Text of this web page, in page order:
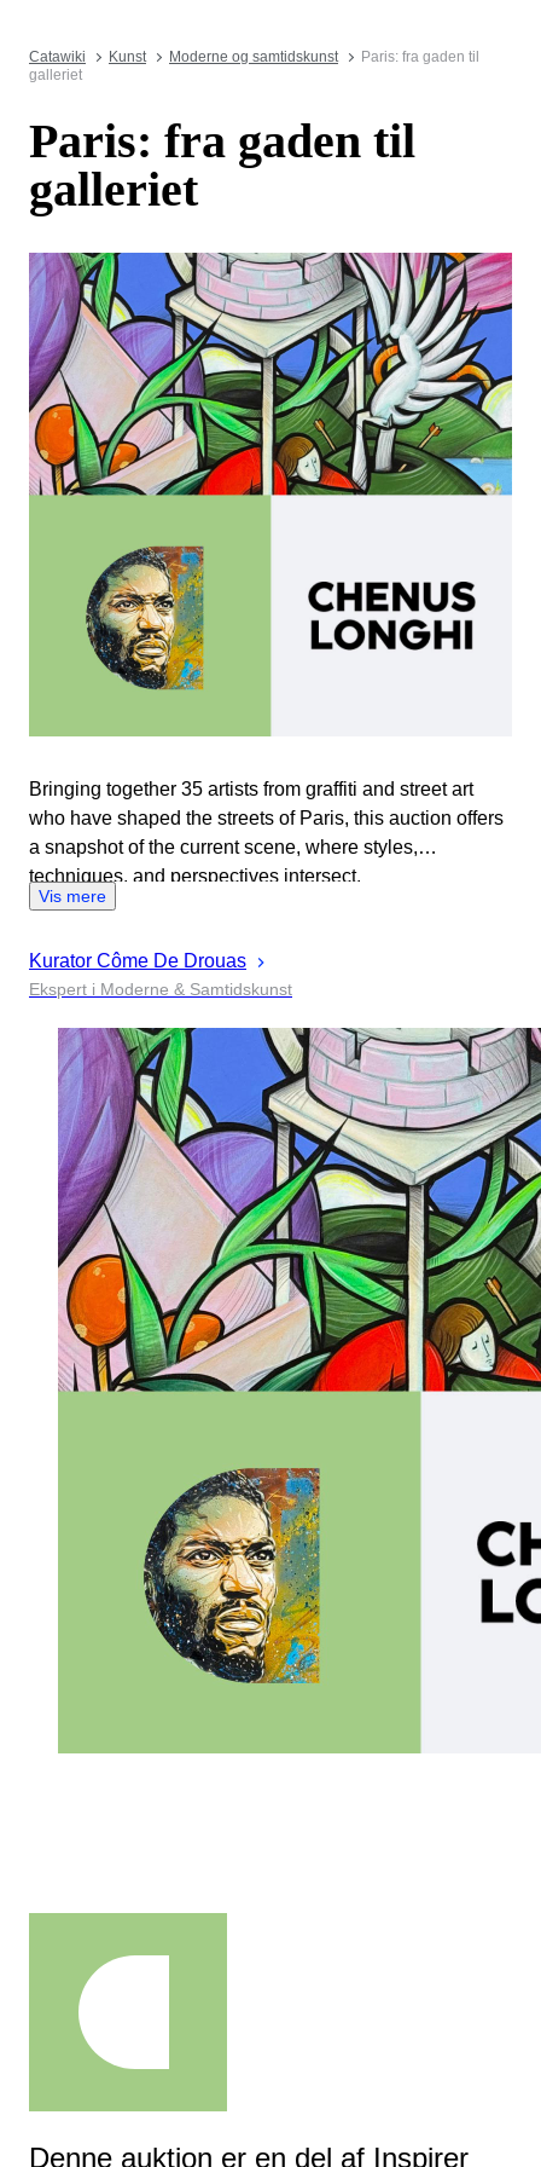
Catawiki Kunst Moderne og samtidskunst
Paris: fra gaden til
galleriet
Paris: fra gaden til
galleriet
Bringing together 35 artists from graffiti and street art
who have shaped the streets of Paris, this auction offers
a snapshot of the current scene, where styles,
techniques, and perspectives intersect.
Vis mere
Kurator Côme De Drouas
Ekspert i Moderne & Samtidskunst
Denne auktion er en del af Inspirer